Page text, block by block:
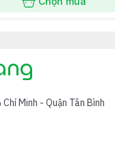
Minh - Quận Tân Bình